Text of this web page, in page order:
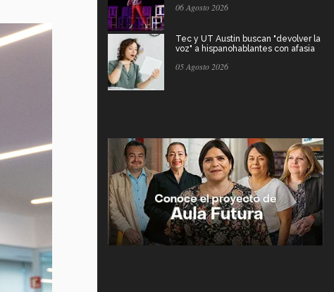
06 Agosto 2026
Tec y UT Austin buscan "devolver la
voz" a hispanohablantes con afasia
05 Agosto 2026